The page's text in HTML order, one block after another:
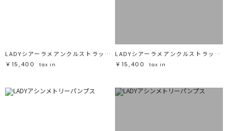
LADYシアーラメアンクルストラップシューズ
￥15,400
tax in
LADYシアーラメアンクルストラップシューズ
￥15,400
tax in